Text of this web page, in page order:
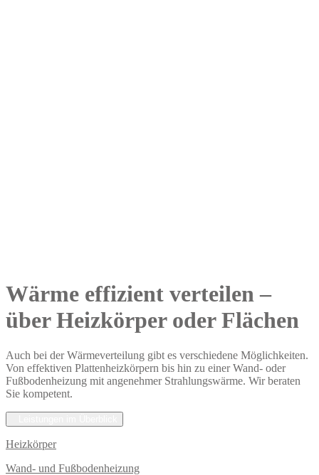
Wärme effizient verteilen –
über Heizkörper oder Flächen
Auch bei der Wärmeverteilung gibt es verschiedene Möglichkeiten.
Von effektiven Plattenheizkörpern bis hin zu einer Wand- oder
Fußbodenheizung mit angenehmer Strahlungswärme. Wir beraten
Sie kompetent.
Heizkörper
Wand- und Fußbodenheizung